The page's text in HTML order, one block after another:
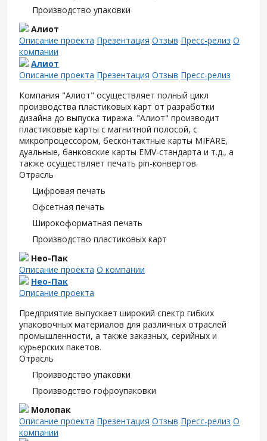
Производство упаковки
Алиот
Описание проекта Презентация Отзыв Пресс-релиз О
компании
Алиот
Описание проекта Презентация Отзыв Пресс-релиз
Компания "Алиот" осуществляет полный цикл
производства пластиковых карт от разработки
дизайна до выпуска тиража. "Алиот" производит
пластиковые карты с магнитной полосой, с
микропроцессором, бесконтактные карты MIFARE,
дуальные, банковские карты EMV-стандарта и т.д., а
также осуществляет печать pin-конвертов.
Отрасль
Цифровая печать
Офсетная печать
Широкоформатная печать
Производство пластиковых карт
Нео-Пак
Описание проекта О компании
Нео-Пак
Описание проекта
Предприятие выпускает широкий спектр гибких
упаковочных материалов для различных отраслей
промышленности, а также заказных, серийных и
курьерских пакетов.
Отрасль
Производство упаковки
Производство гофроупаковки
Молопак
Описание проекта Презентация Отзыв Пресс-релиз О
компании